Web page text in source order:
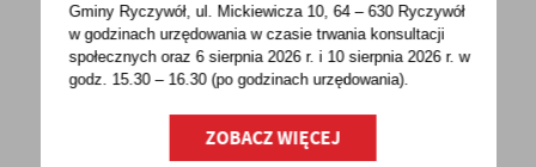
POWRÓT UDOSTĘPNIJ
POPRZEDNI NASTĘPNY
Gminy Ryczywół, ul. Mickiewicza 10, 64 – 630 Ryczywół
w godzinachurzędowania w czasie trwania konsultacji
społecznych oraz 6 sierpnia 2026 r. i 10 sierpnia 2026 r. w
godz. 15.30 – 16.30 (po godzinachurzędowania).
ZOBACZ WIĘCEJ